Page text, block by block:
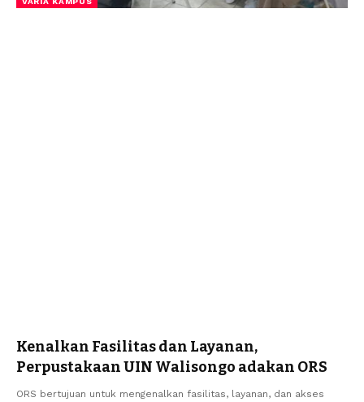
Kenalkan Fasilitas dan Layanan,
Perpustakaan UIN Walisongo adakan ORS
ORS bertujuan untuk mengenalkan fasilitas, layanan, dan akses